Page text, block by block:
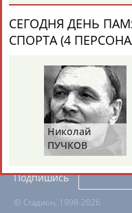
ТАБЛО АКТИВНОСТИ
Вопросы сотрудничества и
© Стадион, 1998-2026
Адресов в новостной
Подпишись
СЕГОДНЯ ДЕНЬ
СПОРТА (4
Николай
ПУЧКОВ